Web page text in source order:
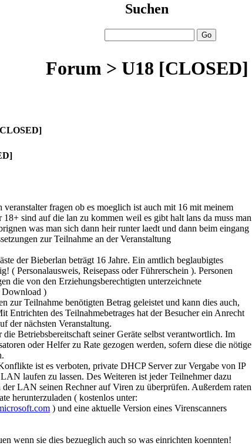
Suchen
Forum > U18 [CLOSED]
veranstalter fragen ob es moeglich ist auch mit 16 mit meinem
18+ sind auf die lan zu kommen weil es gibt halt lans da muss man
was man sich dann heir runter laedt und dann beim eingang
zur Teilnahme an der Veranstaltung
der Bieberlan beträgt 16 Jahre. Ein amtlich beglaubigtes
( Personalausweis, Reisepass oder Führerschein ). Personen
die von den Erziehungsberechtigten unterzeichnete
Download )
zur Teilnahme benötigten Betrag geleistet und kann dies auch,
Entrichten des Teilnahmebetrages hat der Besucher ein Anrecht
der nächsten Veranstaltung.
die Betriebsbereitschaft seiner Geräte selbst verantwortlich. Im
oder Helfer zu Rate gezogen werden, sofern diese die nötige
ist es verboten, private DHCP Server zur Vergabe von IP
laufen zu lassen. Des Weiteren ist jeder Teilnehmer dazu
LAN seinen Rechner auf Viren zu überprüfen. Außerdem raten
herunterzuladen ( kostenlos unter:
) und eine aktuelle Version eines Virenscanners
wenn sie dies bezueglich auch so was einrichten koennten!